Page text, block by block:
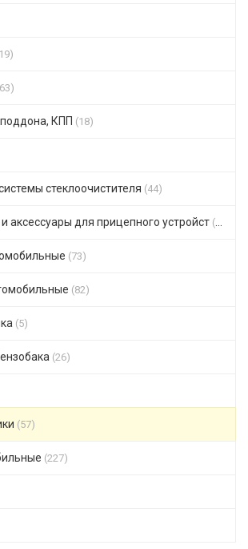
КПП (18)
стеклоочистителя (44)
аксессуары для прицепного устройст (47)
(73)
(82)
(5)
(26)
(57)
(227)